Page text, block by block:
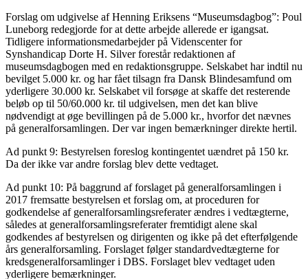
Forslag om udgivelse af Henning Eriksens “Museumsdagbog”: Poul
Luneborg redegjorde for at dette arbejde allerede er igangsat.
Tidligere informationsmedarbejder på Videnscenter for
Synshandicap Dorte H. Silver forestår redaktionen af
museumsdagbogen med en redaktionsgruppe. Selskabet har indtil nu
bevilget 5.000 kr. og har fået tilsagn fra Dansk Blindesamfund om
yderligere 30.000 kr. Selskabet vil forsøge at skaffe det resterende
beløb op til 50/60.000 kr. til udgivelsen, men det kan blive
nødvendigt at øge bevillingen på de 5.000 kr., hvorfor det nævnes
på generalforsamlingen. Der var ingen bemærkninger direkte hertil.
Ad punkt 9: Bestyrelsen foreslog kontingentet uændret på 150 kr.
Da der ikke var andre forslag blev dette vedtaget.
Ad punkt 10: På baggrund af forslaget på generalforsamlingen i
2017 fremsatte bestyrelsen et forslag om, at proceduren for
godkendelse af generalforsamlingsreferater ændres i vedtægterne,
således at generalforsamlingsreferater fremtidigt alene skal
godkendes af bestyrelsen og dirigenten og ikke på det efterfølgende
års generalforsamling. Forslaget følger standardvedtægterne for
kredsgeneralforsamlinger i DBS. Forslaget blev vedtaget uden
yderligere bemærkninger.